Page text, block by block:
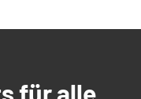
für alle